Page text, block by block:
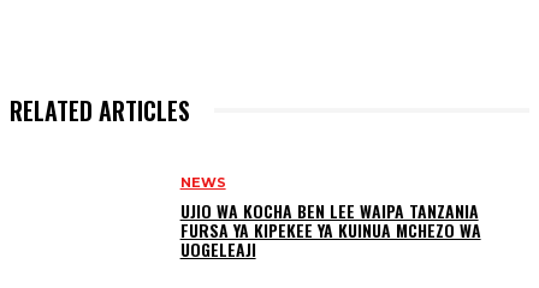
RELATED ARTICLES
NEWS
UJIO WA KOCHA BEN LEE WAIPA TANZANIA
FURSA YA KIPEKEE YA KUINUA MCHEZO WA
UOGELEAJI